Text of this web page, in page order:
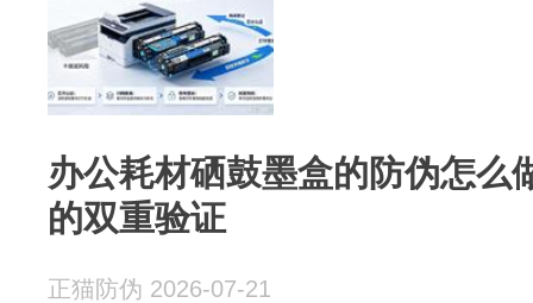
办公耗材硒鼓墨盒的防伪怎么
的双重验证
正猫防伪 2026-07-21